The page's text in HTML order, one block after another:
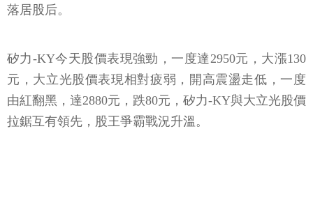
落居股后。
矽力-KY今天股價表現強勁，一度達2950元，大漲130
元，大立光股價表現相對疲弱，開高震盪走低，一度
由紅翻黑，達2880元，跌80元，矽力-KY與大立光股價
拉鋸互有領先，股王爭霸戰況升溫。